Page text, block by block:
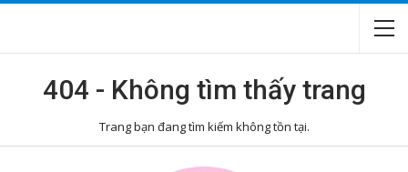
404 - Không tìm thấy trang
Trang bạn đang tìm kiếm không tồn tại.